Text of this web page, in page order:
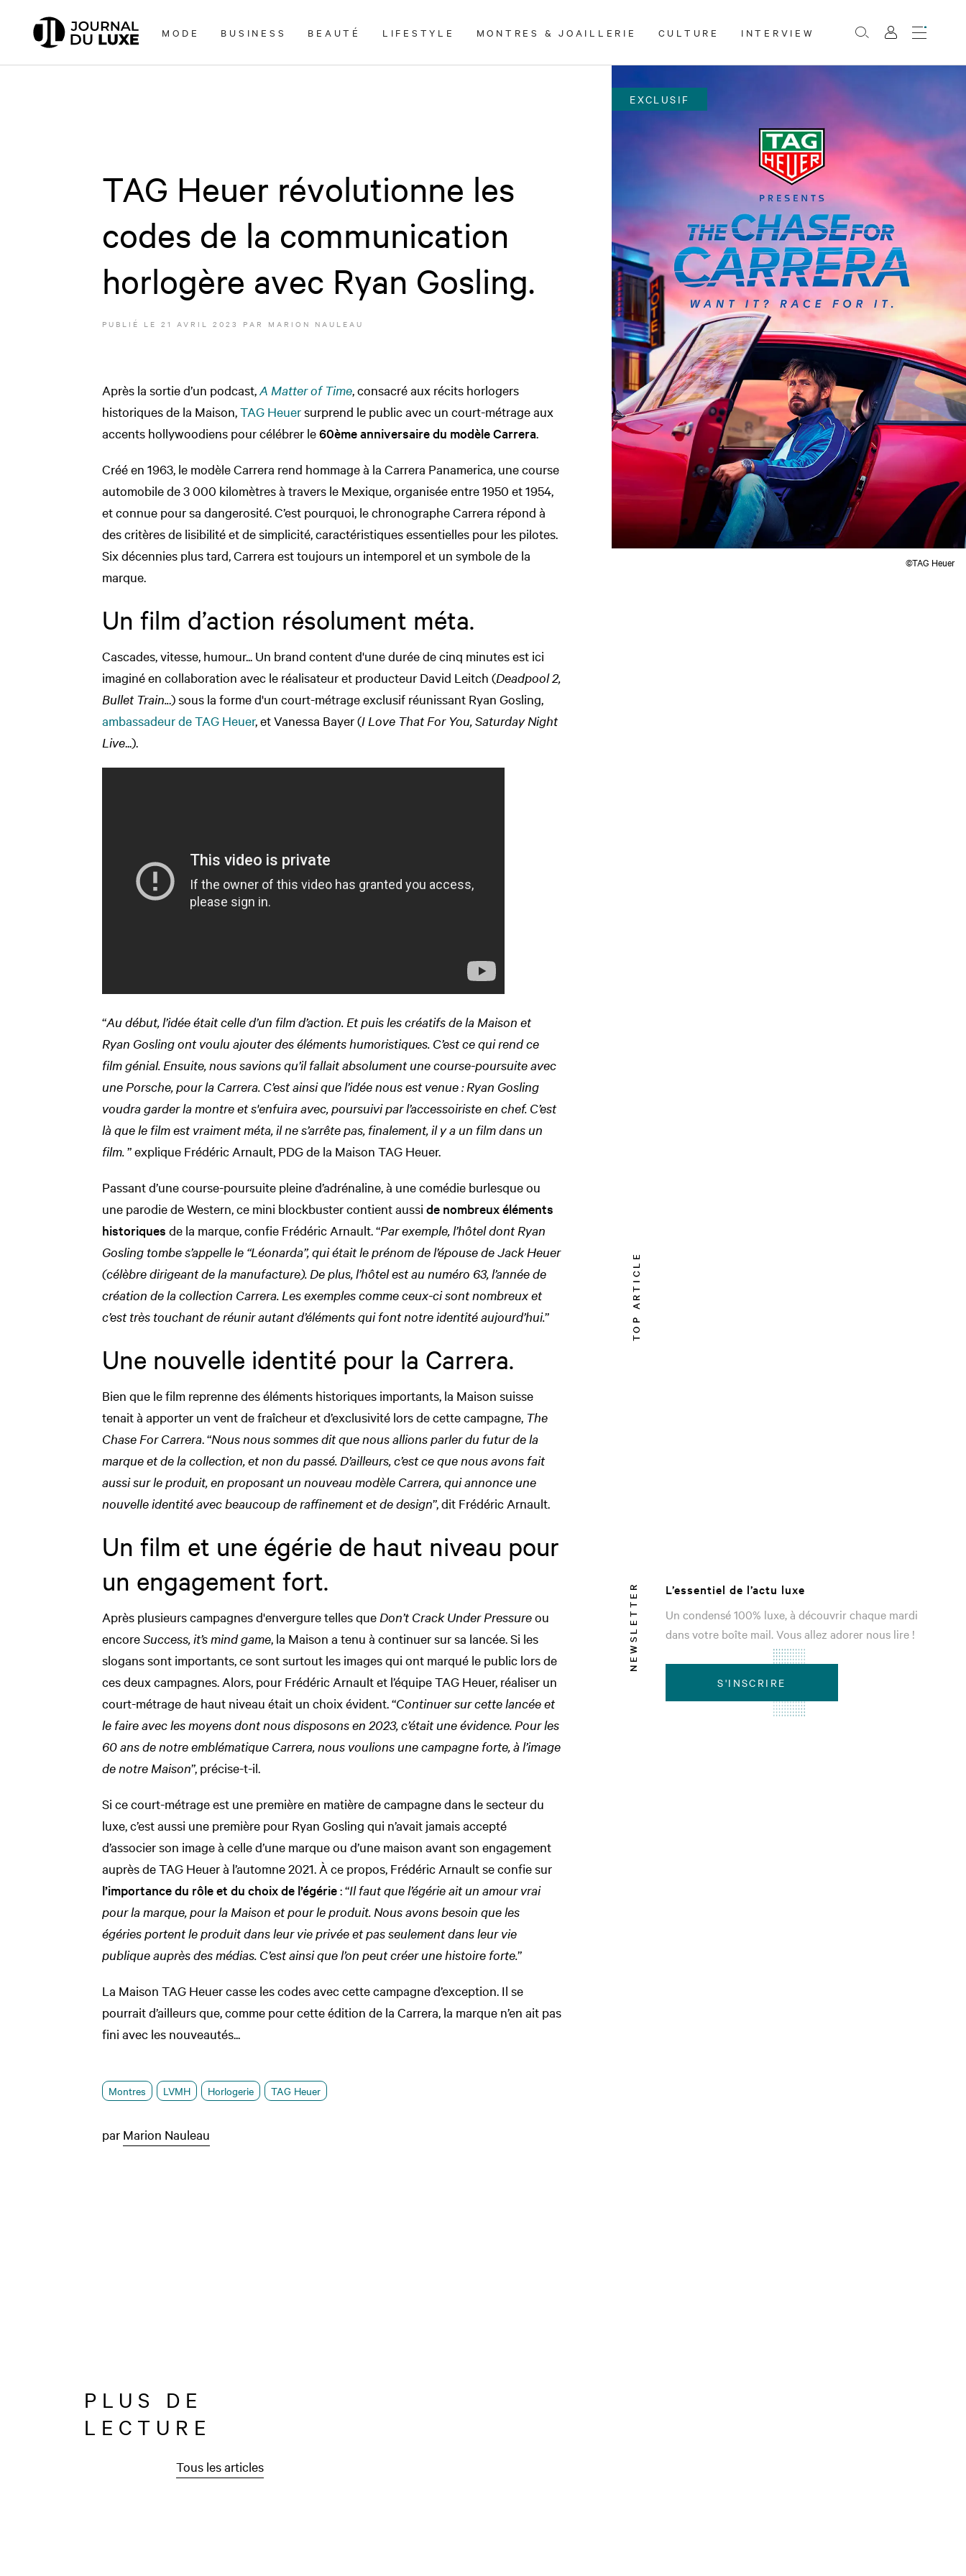
directement
MODE BUSINESS BEAUTÉ LIFESTYLE MONTRES & JOAILLERIE CULTURE INTERVIEW Rechercher
Mon
compte
Menu
TAG Heuer révolutionne les
codes de la communication
horlogère avec Ryan Gosling.
PUBLIÉ LE 21 AVRIL 2023 PAR MARION NAULEAU
Après la sortie d’un podcast, A Matter of Time , consacré aux récits horlogers
historiques de la Maison, TAG Heuersurprend le public avec un court-métrage aux
accents hollywoodiens pour célébrer le60ème anniversaire du modèle Carrera
Créé en 1963, le modèle Carrera rend hommage à la Carrera Panamerica, une course
automobile de 3 000 kilomètres à travers le Mexique, organisée entre 1950 et 1954,
et connue pour sa dangerosité. C’est pourquoi, le chronographe Carrera répond à
des critères de lisibilité et de simplicité, caractéristiques essentielles pour les pilotes.
Six décennies plus tard, Carrera est toujours un intemporel et un symbole de la
marque.
Un film d’action résolument méta.
Cascades, vitesse, humour... Un brand content d'une durée de cinq minutes est ici
imaginé en collaboration avec le réalisateur et producteur David Leitch (Deadpool 2,
Bullet Train.. .) sous la forme d'un court-métrage exclusif réunissant Ryan Gosling,
ambassadeur de TAG Heuer, et Vanessa Bayer (I Love That For You, Saturday Night
Live ...).
“Au début, l’idée était celle d’un film d’action. Et puis les créatifs de la Maison et
Ryan Gosling ont voulu ajouter des éléments humoristiques. C’est ce qui rend ce
film génial. Ensuite, nous savions qu’il fallait absolument une course-poursuite avec
une Porsche, pour la Carrera. C’est ainsi que l’idée nous est venue : Ryan Gosling
voudra garder la montre et s'enfuira avec, poursuivi par l’accessoiriste en chef. C’est
là que le film est vraiment méta, il ne s’arrête pas, finalement, il y a un film dans un
film. ” explique Frédéric Arnault, PDG de la Maison TAG Heuer.
Passant d’une course-poursuite pleine d’adrénaline, à une comédie burlesque ou
une parodie de Western, ce mini blockbuster contient aussi de nombreux éléments
historiques de la marque, confie Frédéric Arnault. “Par exemple, l’hôtel dont Ryan
Gosling tombe s’appelle le “Léonarda”, qui était le prénom de l’épouse de Jack Heuer
(célèbre dirigeant de la manufacture). De plus, l’hôtel est au numéro 63, l’année de
création de la collection Carrera. Les exemples comme ceux-ci sont nombreux et
c’est très touchant de réunir autant d’éléments qui font notre identité aujourd’hui.”
Une nouvelle identité pour la Carrera.
Bien que le film reprenne des éléments historiques importants, la Maison suisse
tenait à apporter un vent de fraîcheur et d’exclusivité lors de cette campagne, The
Chase For Carrera . “Nous nous sommes dit que nous allions parler du futur de la
marque et de la collection, et non du passé. D’ailleurs, c’est ce que nous avons fait
aussi sur le produit, en proposant un nouveau modèle Carrera, qui annonce une
nouvelle identité avec beaucoup de raffinement et de design”, dit Frédéric Arnault.
Un film et une égérie de haut niveau pour
un engagement fort.
Après plusieurs campagnes d'envergure telles que Don’t Crack Under Pressureou
encoreSuccess, it’s mind game , la Maison a tenu à continuer sur sa lancée. Si les
slogans sont importants, ce sont surtout les images qui ont marqué le public lors de
ces deux campagnes. Alors, pour Frédéric Arnault et l’équipe TAG Heuer, réaliser un
court-métrage de haut niveau était un choix évident. “Continuer sur cette lancée et
le faire avec les moyens dont nous disposons en 2023, c’était une évidence. Pour les
60 ans de notre emblématique Carrera, nous voulions une campagne forte, à l’image
de notre Maison”, précise-t-il.
Si ce court-métrage est une première en matière de campagne dans le secteur du
luxe, c’est aussi une première pour Ryan Gosling qui n’avait jamais accepté
d’associer son image à celle d’une marque ou d’une maison avant son engagement
auprès de TAG Heuer à l’automne 2021. À ce propos, Frédéric Arnault se confie sur
l’importance du rôle et du choix de l’égérie: “Il faut que l’égérie ait un amour vrai
pour la marque, pour la Maison et pour le produit. Nous avons besoin que les
égéries portent le produit dans leur vie privée et pas seulement dans leur vie
publique auprès des médias. C’est ainsi que l’on peut créer une histoire forte.”
La Maison TAG Heuer casse les codes avec cette campagne d’exception. Il se
pourrait d’ailleurs que, comme pour cette édition de la Carrera, la marque n’en ait pas
fini avec les nouveautés...
Montres LVMH Horlogerie TAG Heuer
par Marion Nauleau
EXCLUSIF
©TAG Heuer
TOP ARTICLE
NEWSLETTER
L’essentiel de l’actu luxe
Un condensé 100% luxe, à découvrir chaque mardi
dans votre boîte mail. Vous allez adorer nous lire !
S'INSCRIRE
PLUS DE
LECTURE
Tous les articles